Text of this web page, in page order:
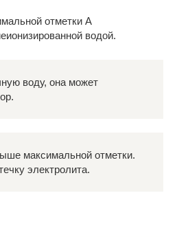
отметки А
водой.
воду, она может
максимальной отметки.
электролита.